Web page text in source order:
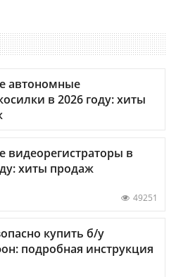
автономные
в 2026 году: хиты
видеорегистраторы в
хиты продаж
49251
купить б/у
подробная инструкция